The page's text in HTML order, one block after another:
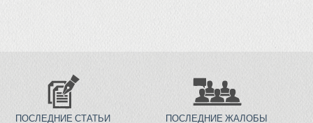
ПОСЛЕДНИЕ СТАТЬИ ПОСЛЕДНИЕ ЖАЛОБЫ